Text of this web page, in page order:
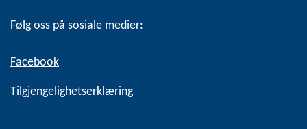
Følg oss på sosiale medier:
Facebook
Tilgjengelighetserklæring